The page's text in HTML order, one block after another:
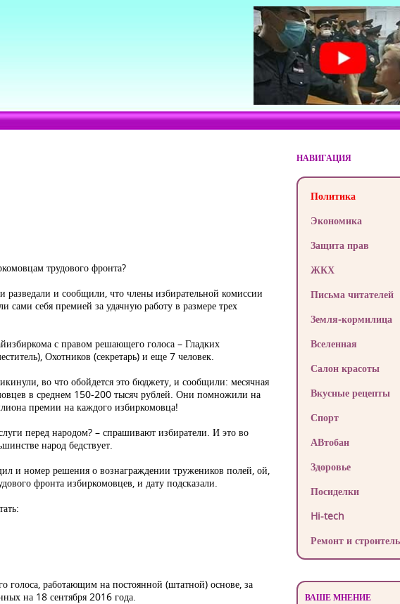
трудового фронта?
разведали и сообщили, что члены избирательной комиссии
сами себя премией за удачную работу в размере трех
с правом решающего голоса – Гладких
Охотников (секретарь) и еще 7 человек.
во что обойдется это бюджету, и сообщили: месячная
в среднем 150-200 тысяч рублей. Они помножили на
премии на каждого избиркомовца!
перед народом? – спрашивают избиратели. И это во
народ бедствует.
и номер решения о вознаграждении тружеников полей, ой,
фронта избиркомовцев, и дату подсказали.
голоса, работающим на постоянной (штатной) основе, за
на 18 сентября 2016 года.
НАВИГАЦИЯ
Политика
Экономика
Защита прав
ЖКХ
Письма читателей
Земля-кормилица
Вселенная
Салон красоты
Вкусные рецепты
Спорт
АВтобан
Здоровье
Посиделки
Hi-tech
Ремонт и
ВАШЕ МНЕНИЕ